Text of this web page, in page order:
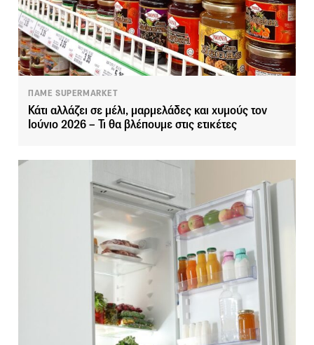
ΠΑΜΕ SUPERMARKET
Κάτι αλλάζει σε μέλι, μαρμελάδες και χυμούς τον
Ιούνιο 2026 – Τι θα βλέπουμε στις ετικέτες